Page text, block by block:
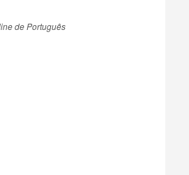
de Português